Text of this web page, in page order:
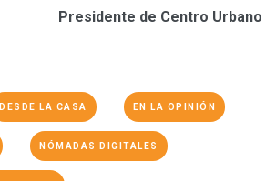
Presidente de Centro Urbano
DESDE LA CASA EN LA OPINIÓN
NÓMADAS DIGITALES